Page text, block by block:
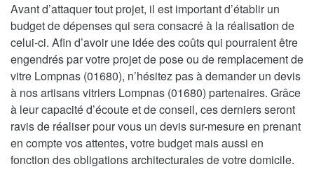
Avant d’attaquer tout projet, il est important d’établir un
budget de dépenses qui sera consacré à la réalisation de
celui-ci. Afin d’avoir une idée des coûts qui pourraient être
engendrés par votre projet de pose ou de remplacement de
vitre Lompnas (01680), n’hésitez pas à demander un devis
à nos artisans vitriers Lompnas (01680) partenaires. Grâce
à leur capacité d’écoute et de conseil, ces derniers seront
ravis de réaliser pour vous un devis sur-mesure en prenant
en compte vos attentes, votre budget mais aussi en
fonction des obligations architecturales de votre domicile.